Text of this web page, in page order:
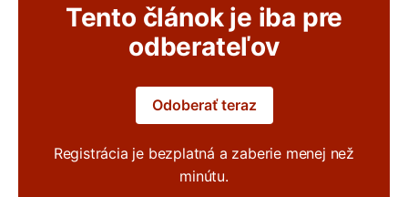
Tento článok je iba pre
odberateľov
Odoberať teraz
Registrácia je bezplatná a zaberie menej než
minútu.